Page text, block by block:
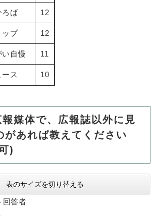
ろば 12
ップ 12
自慢 11
ス 10
媒体で、広報誌以外に見
があれば教えてください
)
表のサイズを切り替える
回答者